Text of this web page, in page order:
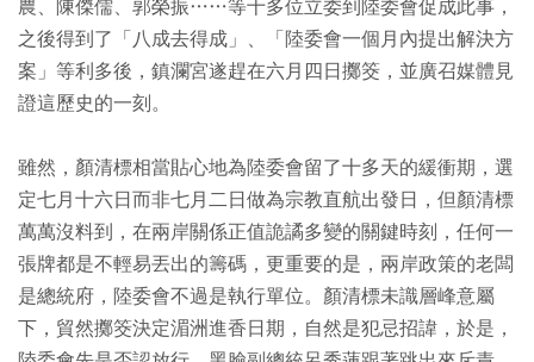
農、陳傑儒、郭榮振……等十多位立委到陸委會促成此事，
之後得到了「八成去得成」、「陸委會一個月內提出解決方
案」等利多後，鎮瀾宮遂趕在六月四日擲筊，並廣召媒體見
證這歷史的一刻。
雖然，顏清標相當貼心地為陸委會留了十多天的緩衝期，選
定七月十六日而非七月二日做為宗教直航出發日，但顏清標
萬萬沒料到，在兩岸關係正值詭譎多變的關鍵時刻，任何一
張牌都是不輕易丟出的籌碼，更重要的是，兩岸政策的老闆
是總統府，陸委會不過是執行單位。顏清標未識層峰意屬
下，貿然擲筊決定湄洲進香日期，自然是犯忌招諱，於是，